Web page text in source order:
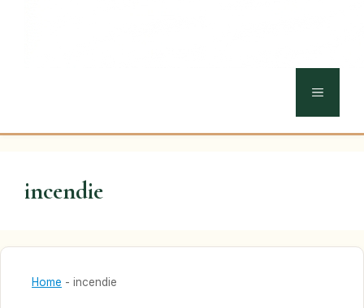
MENU
incendie
Home - incendie